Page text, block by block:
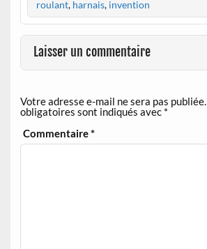
roulant, harnais, invention
Laisser un commentaire
Votre adresse e-mail ne sera pas publiée.
obligatoires sont indiqués avec *
Commentaire*